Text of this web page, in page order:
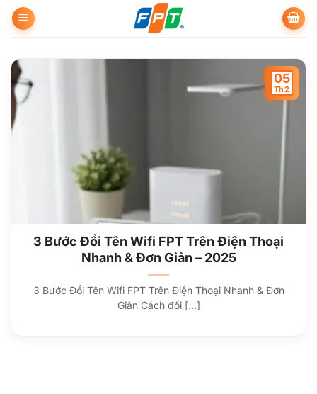
qua
dung
3 Bước Đổi Tên Wifi FPT Trên Điện Thoại
Nhanh & Đơn Giản – 2025
3 Bước Đổi Tên Wifi FPT Trên Điện Thoại Nhanh & Đơn
Giản Cách đổi [...]
05
Th2